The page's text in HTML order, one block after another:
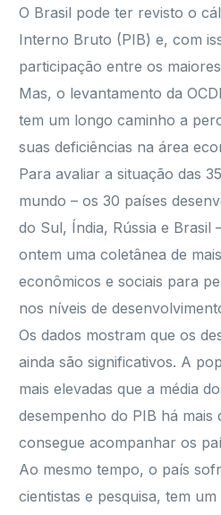
O Brasil pode ter revisto o
Interno Bruto (PIB) e, com
participação entre os
Mas, o levantamento da
tem um longo caminho a
suas deficiências na área
Para avaliar a situação das
mundo – os 30 países
do Sul, Índia, Rússia e Brasil
ontem uma coletânea de
econômicos e sociais para
nos níveis de
Os dados mostram que os
ainda são significativos. A
mais elevadas que a média
desempenho do PIB há mais
consegue acompanhar os
Ao mesmo tempo, o país
cientistas e pesquisa, tem